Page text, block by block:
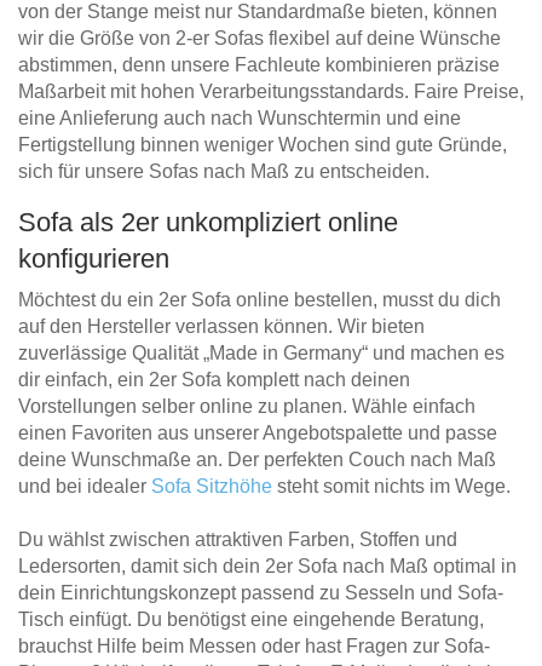
von der Stange meist nur Standardmaße bieten, können
wir die Größe von 2-er Sofas flexibel auf deine Wünsche
abstimmen, denn unsere Fachleute kombinieren präzise
Maßarbeit mit hohen Verarbeitungsstandards. Faire Preise,
eine Anlieferung auch nach Wunschtermin und eine
Fertigstellung binnen weniger Wochen sind gute Gründe,
sich für unsere Sofas nach Maß zu entscheiden.
Sofa als 2er unkompliziert online
konfigurieren
Möchtest du ein 2er Sofa online bestellen, musst du dich
auf den Hersteller verlassen können. Wir bieten
zuverlässige Qualität „Made in Germany“ und machen es
dir einfach, ein 2er Sofa komplett nach deinen
Vorstellungen selber online zu planen. Wähle einfach
einen Favoriten aus unserer Angebotspalette und passe
deine Wunschmaße an. Der perfekten Couch nach Maß
und bei idealer Sofa Sitzhöhe steht somit nichts im Wege.
Du wählst zwischen attraktiven Farben, Stoffen und
Ledersorten, damit sich dein 2er Sofa nach Maß optimal in
dein Einrichtungskonzept passend zu Sesseln und Sofa-
Tisch einfügt. Du benötigst eine eingehende Beratung,
brauchst Hilfe beim Messen oder hast Fragen zur Sofa-